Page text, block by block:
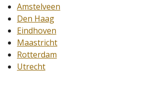
Amstelveen
Den Haag
Eindhoven
Maastricht
Rotterdam
Utrecht